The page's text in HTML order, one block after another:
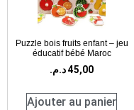
Puzzle bois fruits enfant – jeu
éducatif bébé Maroc
45,00 د.م.
Ajouter au panier